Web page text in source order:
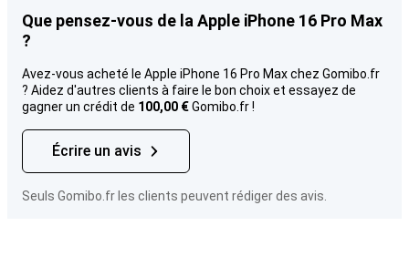
Que pensez-vous de la Apple iPhone 16 Pro Max
?
Avez-vous acheté le Apple iPhone 16 Pro Max chez Gomibo.fr
? Aidez d'autres clients à faire le bon choix et essayez de
gagner un crédit de 100,00 €Gomibo.fr !
Écrire un avis
Seuls Gomibo.fr les clients peuvent rédiger des avis.